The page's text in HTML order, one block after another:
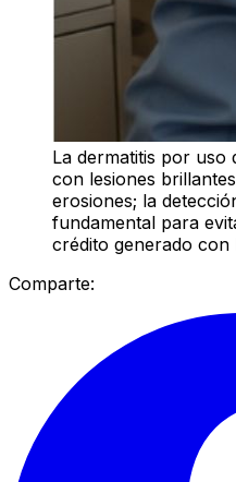
La dermatitis por uso
con lesiones
erosiones; la
fundamental para
crédito generado con
Comparte: